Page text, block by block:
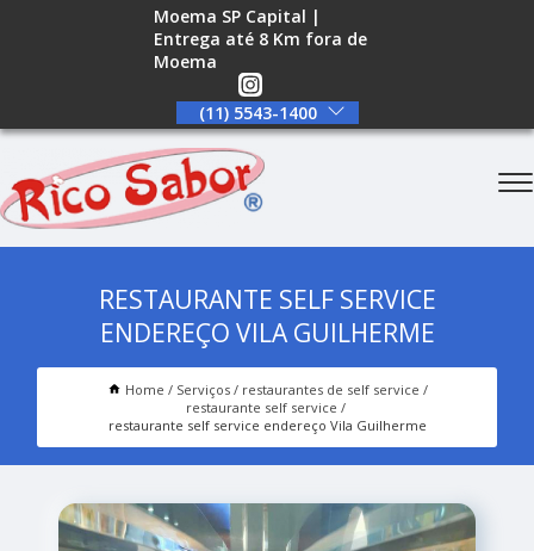
Moema SP Capital |
Entrega até 8 Km fora de
Moema
(11) 5543-1400
RESTAURANTE SELF SERVICE
ENDEREÇO VILA GUILHERME
Home Serviços
restaurantes de self service
restaurante self service
restaurante self service endereço Vila Guilherme